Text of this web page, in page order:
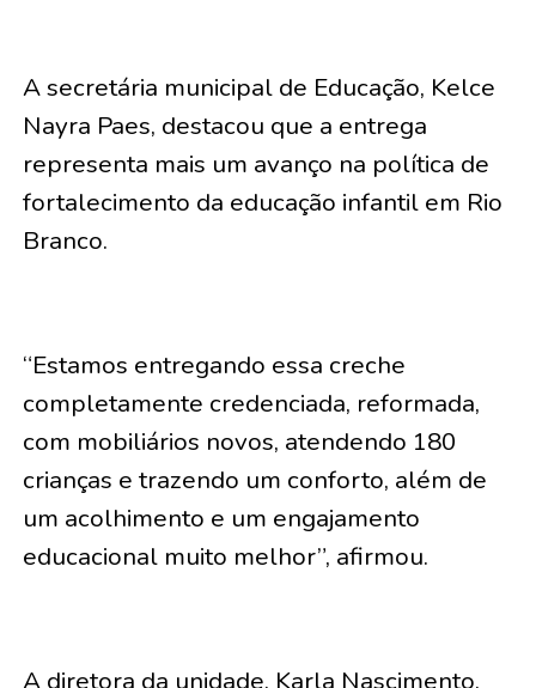
A secretária municipal de Educação, Kelce
Nayra Paes, destacou que a entrega
representa mais um avanço na política de
fortalecimento da educação infantil em Rio
Branco.
“Estamos entregando essa creche
completamente credenciada, reformada,
com mobiliários novos, atendendo 180
crianças e trazendo um conforto, além de
um acolhimento e um engajamento
educacional muito melhor”, afirmou.
A diretora da unidade, Karla Nascimento,